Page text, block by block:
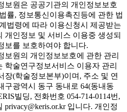
보원은 공공기관의 개인정보보호
률, 정보통신이용촉진등에 관한 법
법령에 따라 이용신청시 제공받는
개인정보 및 서비스 이용중 생성되
보를 보호하여야 합니다.
원의 개인정보보호에 관한 관리
학술연구정보서비스 이용자 관리
장(학술정보본부)이며, 주소 및 연
구광역시 동구 동내로 64(동내동
빌딩, 전화번호 054-714-0114번,
privacy@keris.or.kr 입니다. 개인정